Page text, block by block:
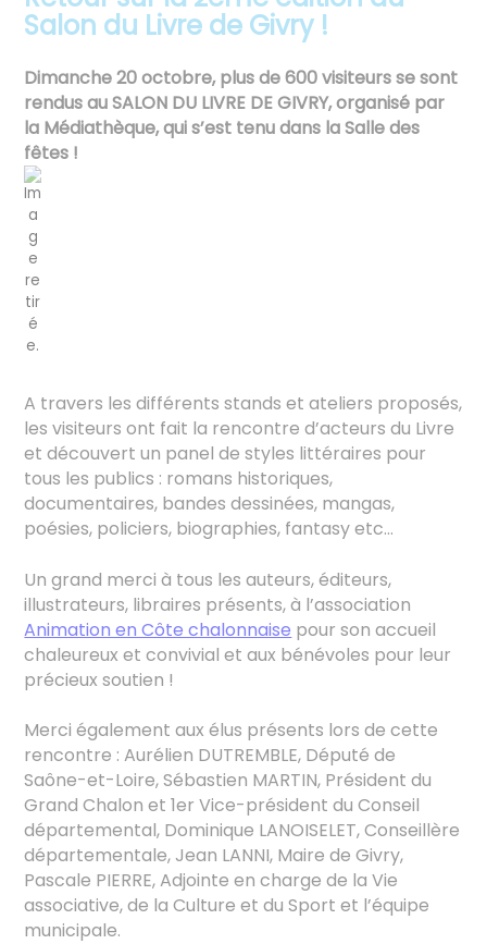
Salon du Livre de Givry !
Dimanche 20 octobre, plus de 600 visiteurs se sont
rendus au SALON DU LIVRE DE GIVRY, organisé par
la Médiathèque, qui s’est tenu dans la Salle des
fêtes !
A travers les différents stands et ateliers proposés,
les visiteurs ont fait la rencontre d’acteurs du Livre
et découvert un panel de styles littéraires pour
tous les publics : romans historiques,
documentaires, bandes dessinées, mangas,
poésies, policiers, biographies, fantasy etc…
Un grand merci à tous les auteurs, éditeurs,
illustrateurs, libraires présents, à l’association
Animation en Côte chalonnaise pour son accueil
chaleureux et convivial et aux bénévoles pour leur
précieux soutien !
Merci également aux élus présents lors de cette
rencontre : Aurélien DUTREMBLE, Député de
Saône-et-Loire, Sébastien MARTIN, Président du
Grand Chalon et 1er Vice-président du Conseil
départemental, Dominique LANOISELET, Conseillère
départementale, Jean LANNI, Maire de Givry,
Pascale PIERRE, Adjointe en charge de la Vie
associative, de la Culture et du Sport et l’équipe
municipale.